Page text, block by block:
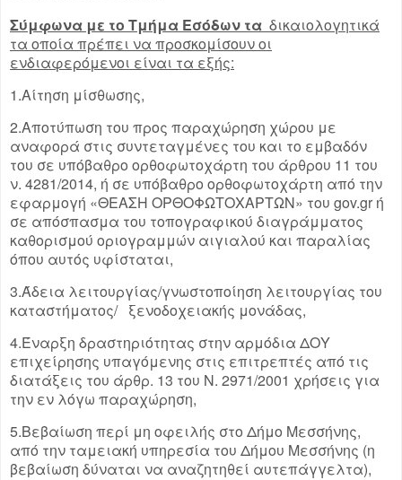
Σύμφωνα με το Τμήμα Εσόδων τα δικαιολογητικά
τα οποία πρέπει να προσκομίσουν οι
ενδιαφερόμενοι είναι τα εξής:
1.Αίτηση μίσθωσης,
2.Αποτύπωση του προς παραχώρηση χώρου με
αναφορά στις συντεταγμένες του και το εμβαδόν
του σε υπόβαθρο ορθοφωτοχάρτη του άρθρου 11 του
ν. 4281/2014, ή σε υπόβαθρο ορθοφωτοχάρτη από την
εφαρμογή «ΘΕΑΣΗ ΟΡΘΟΦΩΤΟΧΑΡΤΩΝ» του gov.gr ή
σε απόσπασμα του τοπογραφικού διαγράμματος
καθορισμού οριογραμμών αιγιαλού και παραλίας
όπου αυτός υφίσταται,
3.Άδεια λειτουργίας/γνωστοποίηση λειτουργίας του
καταστήματος/ ξενοδοχειακής μονάδας,
4.Έναρξη δραστηριότητας στην αρμόδια ΔΟΥ
επιχείρησης υπαγόμενης στις επιτρεπτές από τις
διατάξεις του άρθρ. 13 του Ν. 2971/2001 χρήσεις για
την εν λόγω παραχώρηση,
5.Βεβαίωση περί μη οφειλής στο Δήμο Μεσσήνης,
από την ταμειακή υπηρεσία του Δήμου Μεσσήνης (η
βεβαίωση δύναται να αναζητηθεί αυτεπάγγελτα),